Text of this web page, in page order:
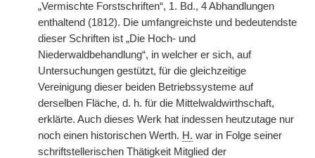
„Vermischte Forstschriften“, 1. Bd., 4 Abhandlungen
enthaltend (1812). Die umfangreichste und bedeutendste
dieser Schriften ist „Die Hoch- und
Niederwaldbehandlung“, in welcher er sich, auf
Untersuchungen gestützt, für die gleichzeitige
Vereinigung dieser beiden Betriebssysteme auf
derselben Fläche, d. h. für die Mittelwaldwirthschaft,
erklärte. Auch dieses Werk hat indessen heutzutage nur
noch einen historischen Werth. H. war in Folge seiner
schriftstellerischen Thätigkeit Mitglied der